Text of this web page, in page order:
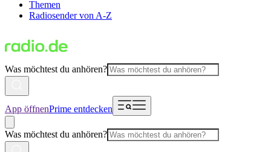
Themen
Radiosender von A-Z
Was möchtest du anhören?
App öffnenPrime entdecken
Was möchtest du anhören?